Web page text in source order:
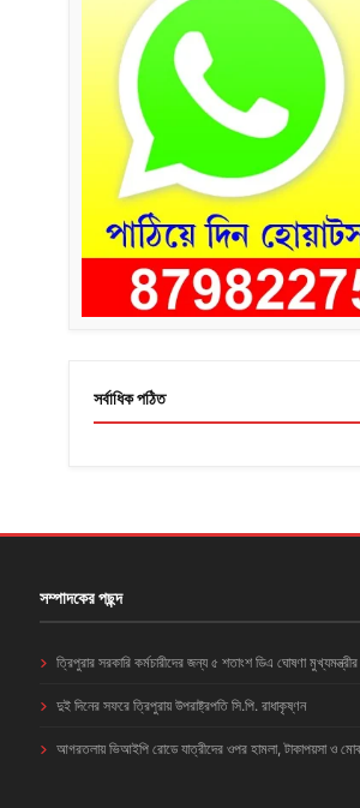
সর্বাধিক পঠিত
সম্পাদকের পছন্দ
ত্রিপুরার সরকারি কর্মচারীদের জন্য ৫ শতাংশ ডিএ ঘোষণা মুখ্যমন্ত্রীর
দুই দিনের সফরে ত্রিপুরায় উপরাষ্ট্রপতি সি.পি. রাধাকৃষ্ণন
আগরতলায় ভিআইপি রোডে যাত্রীদের ওপর হামলা, টাকাপয়সা ও